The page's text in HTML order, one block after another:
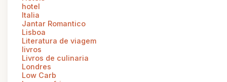
hotel
Italia
Jantar Romantico
Lisboa
Literatura de viagem
livros
Livros de culinaria
Londres
Low Carb